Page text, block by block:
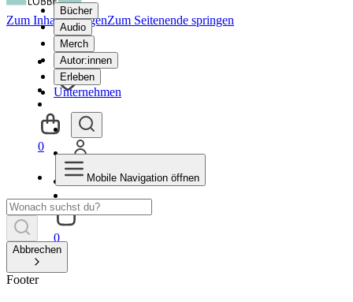
Bücher
Audio
Merch
Autor:innen
Erleben
Unternehmen
0
Zum Inhalt springenZum Seitenende springen
0
Mobile Navigation öffnen
Abbrechen
Footer